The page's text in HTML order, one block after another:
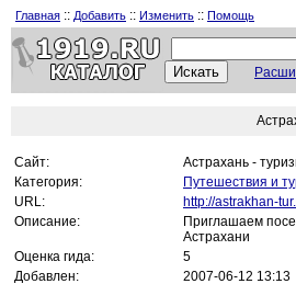
Главная :: Добавить :: Изменить :: Помощь
Сайт:
Астрахань -
Категория:
Путешествия и
URL:
http://astrakhan-
Описание:
Приглашаем
Астрахани
Оценка гида:
5
Добавлен:
2007-06-12 13:13